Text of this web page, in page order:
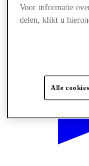
Voor informatie
delen, klikt u
Alle